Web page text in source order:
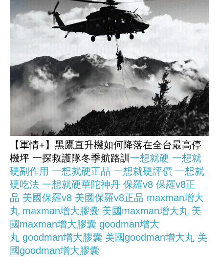
【軍情+】黑鷹直升機如何降落在全台最高停
機坪 一探救護隊冬季航路訓 一想就硬 一想就
硬副作用 一想就硬正品 一想就硬評價 一想就
硬吃法 一想就硬華陀神丹 保羅v8 保羅v8正
品 美國保羅v8 美國保羅v8正品 maxman增大
丸 maxman增大膠囊 美國maxman增大丸 美
國maxman增大膠囊 goodman增大
丸 goodman增大膠囊 美國goodman增大丸 美
國goodman增大膠囊